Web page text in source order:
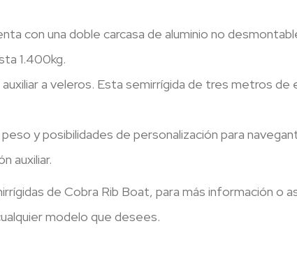
con una doble carcasa de aluminio no
1.400kg.
a veleros. Esta semirrígida de tres metros de
y posibilidades de personalización para
auxiliar.
de Cobra Rib Boat, para más información o
modelo que desees.